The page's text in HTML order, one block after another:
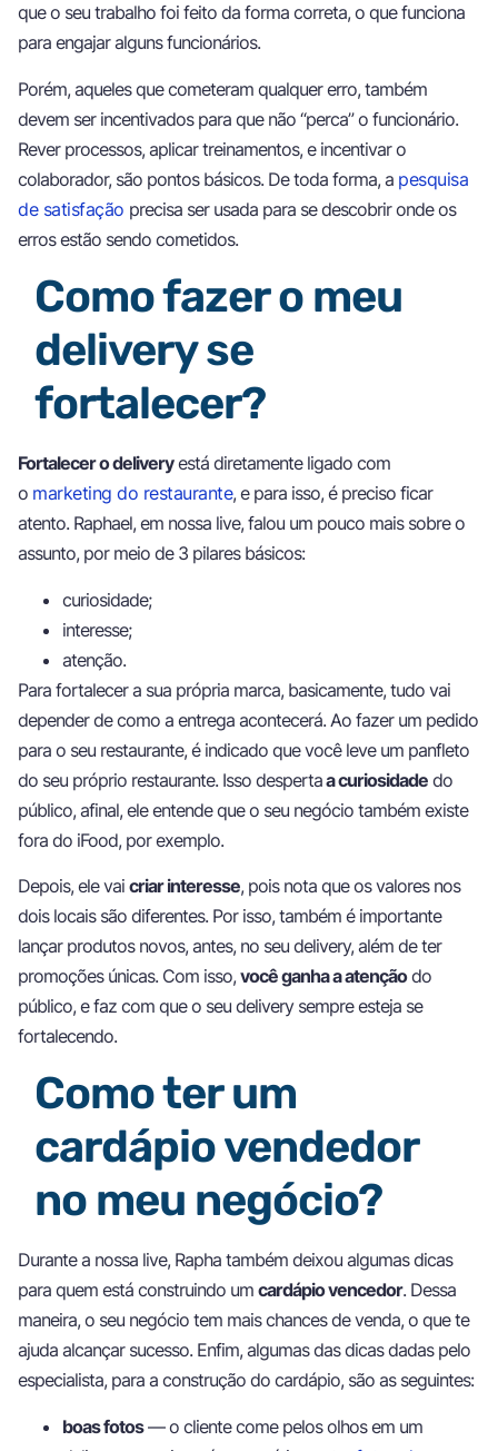
que o seu trabalho foi feito da forma correta, o que funciona
para engajar alguns funcionários.
Porém, aqueles que cometeram qualquer erro, também
devem ser incentivados para que não “perca” o funcionário.
Rever processos, aplicar treinamentos, e incentivar o
colaborador, são pontos básicos. De toda forma, a pesquisa
de satisfação precisa ser usada para se descobrir onde os
erros estão sendo cometidos.
Como fazer o meu
delivery se
fortalecer?
Fortalecer o deliveryestá diretamente ligado com
o marketing do restaurante, e para isso, é preciso ficar
atento. Raphael, em nossa live, falou um pouco mais sobre o
assunto, por meio de 3 pilares básicos:
curiosidade;
interesse;
atenção.
Para fortalecer a sua própria marca, basicamente, tudo vai
depender de como a entrega acontecerá. Ao fazer um pedido
para o seu restaurante, é indicado que você leve um panfleto
do seu próprio restaurante. Isso despertaa curiosidade do
público, afinal, ele entende que o seu negócio também existe
fora do iFood, por exemplo.
Depois, ele vai criar interesse, pois nota que os valores nos
dois locais são diferentes. Por isso, também é importante
lançar produtos novos, antes, no seu delivery, além de ter
promoções únicas. Com isso,você ganha a atençãodo
público, e faz com que o seu delivery sempre esteja se
fortalecendo.
Como ter um
cardápio vendedor
no meu negócio?
Durante a nossa live, Rapha também deixou algumas dicas
para quem está construindo um cardápio vencedor. Dessa
maneira, o seu negócio tem mais chances de venda, o que te
ajuda alcançar sucesso. Enfim, algumas das dicas dadas pelo
especialista, para a construção do cardápio, são as seguintes:
boas fotos— o cliente come pelos olhos em um